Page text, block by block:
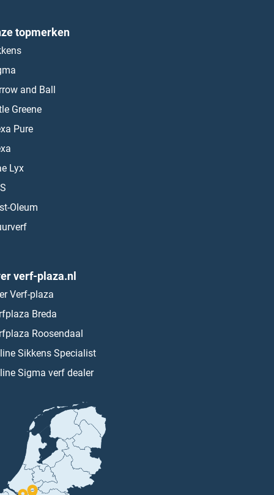
topmerken
and Ball
Greene
Pure
Lyx
Oleum
verf-plaza.nl
Verf-plaza
Breda
Roosendaal
Sikkens Specialist
Sigma verf dealer